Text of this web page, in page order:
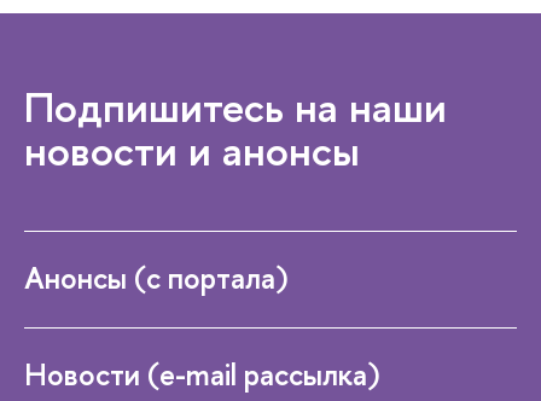
Подпишитесь на наши
новости и анонсы
Анонсы (с портала)
Новости (e-mail рассылка)